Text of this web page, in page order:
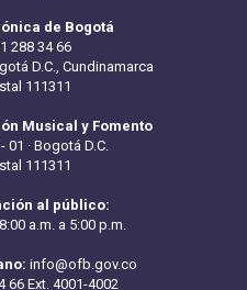
de Bogotá
288 34 66
D.C., Cundinamarca
111311
Musical y Fomento
01 · Bogotá D.C.
111311
al público:
a.m. a 5:00 p.m.
info@ofb.gov.co
66 Ext. 4001-4002